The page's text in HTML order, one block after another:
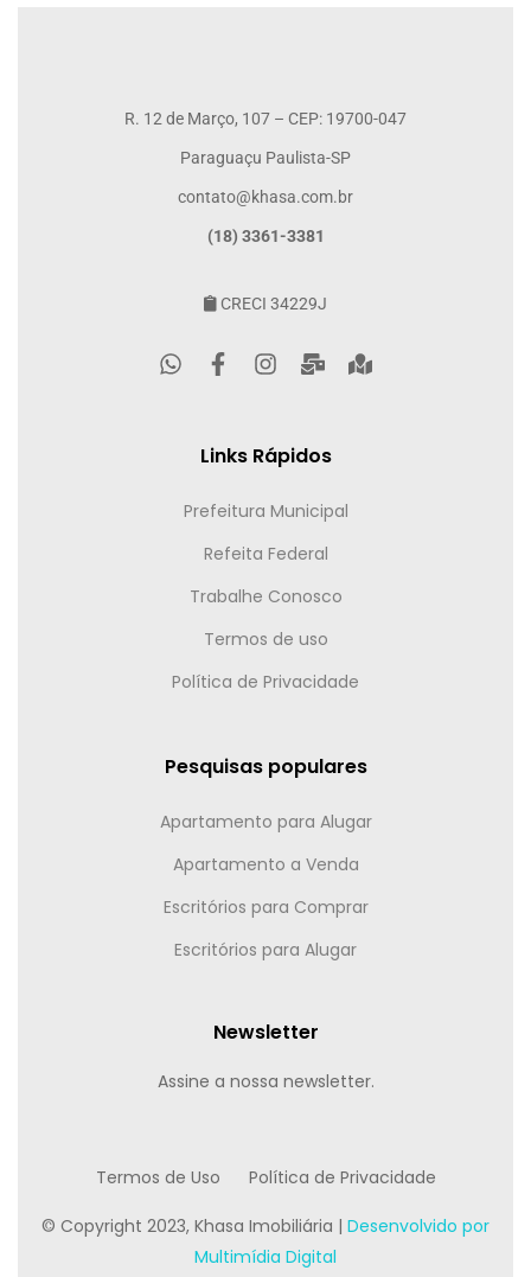
R. 12 de Março, 107 – CEP: 19700-047
Paraguaçu Paulista-SP
contato@khasa.com.br
(18) 3361-3381
CRECI 34229J
Links Rápidos
Prefeitura Municipal
Refeita Federal
Trabalhe Conosco
Termos de uso
Política de Privacidade
Pesquisas populares
Apartamento para Alugar
Apartamento a Venda
Escritórios para Comprar
Escritórios para Alugar
Newsletter
Assine a nossa newsletter.
Termos de Uso Política de Privacidade
© Copyright 2023, Khasa Imobiliária | Desenvolvido por
Multimídia Digital